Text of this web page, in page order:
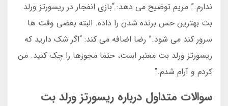
ندارم.” مریم توضیح می دهد: “بازی انفجار در ریسورتز ورلد
بت بهترین حس برنده شدن را داده. البته بعضی وقت ها
سرور کند می شود.” رضا اضافه می کند: “اگر شک دارید که
ریسورتز ورلد بت معتبر است، حتما مجوزها را چک کنید. من
کردم و آرام شدم.”
سوالات متداول درباره ریسورتز ورلد بت